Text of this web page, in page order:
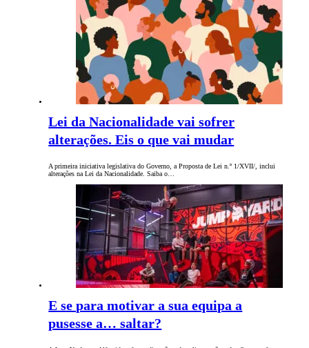
Lei da Nacionalidade vai sofrer
alterações. Eis o que vai mudar
A primeira iniciativa legislativa do Governo, a Proposta de Lei n.º 1/XVII/, inclui
alterações na Lei da Nacionalidade. Saiba o…
E se para motivar a sua equipa a
pusesse a… saltar?